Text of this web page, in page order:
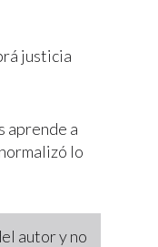
justicia
aprende a
lo
autor y no